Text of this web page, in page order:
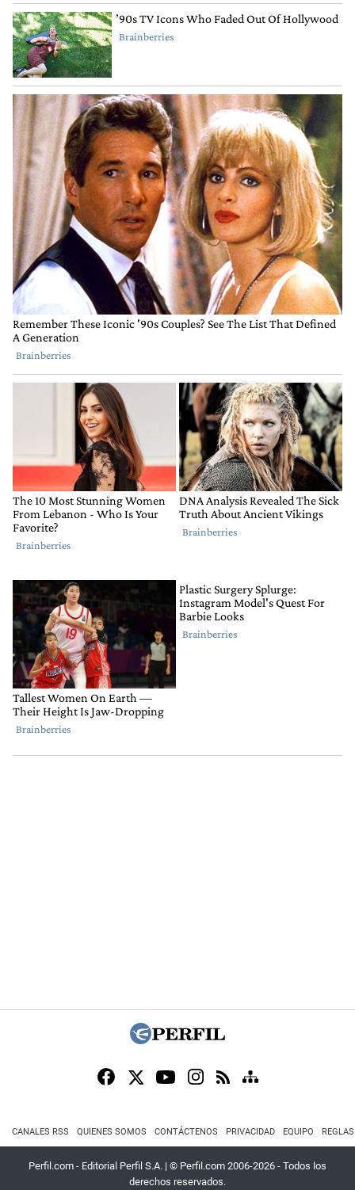
CANALES RSS QUIENES SOMOS CONTÁCTENOS PRIVACIDAD EQUIPO
Perfil.com - Editorial Perfil S.A. | © Perfil.com 2006-2026 - Todos los
derechos reservados.